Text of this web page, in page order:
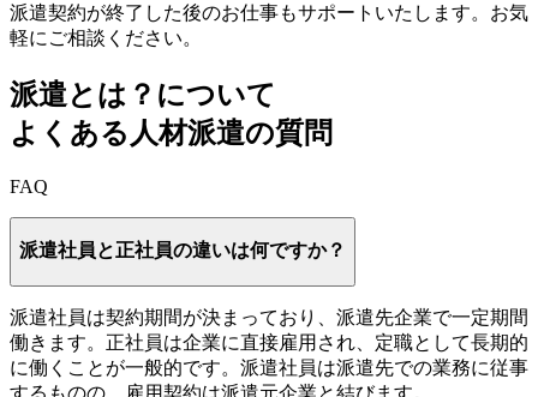
派遣契約が終了した後のお仕事もサポートいたします。お気
軽にご相談ください。
派遣とは？について
よくある人材派遣の質問
FAQ
派遣社員と正社員の違いは何ですか？
派遣社員は契約期間が決まっており、派遣先企業で一定期間
働きます。正社員は企業に直接雇用され、定職として長期的
に働くことが一般的です。派遣社員は派遣先での業務に従事
するものの、雇用契約は派遣元企業と結びます。